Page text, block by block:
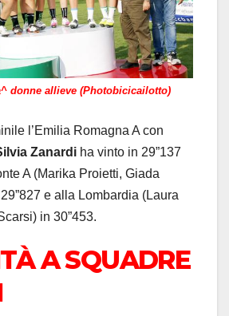
donne allieve (Photobicicailotto)
l’Emilia Romagna A con
Zanardi ha vinto in 29”137
A (Marika Proietti, Giada
e alla Lombardia (Laura
in 30”453.
A SQUADRE